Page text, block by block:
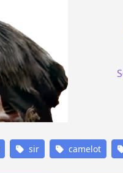
sir camelot